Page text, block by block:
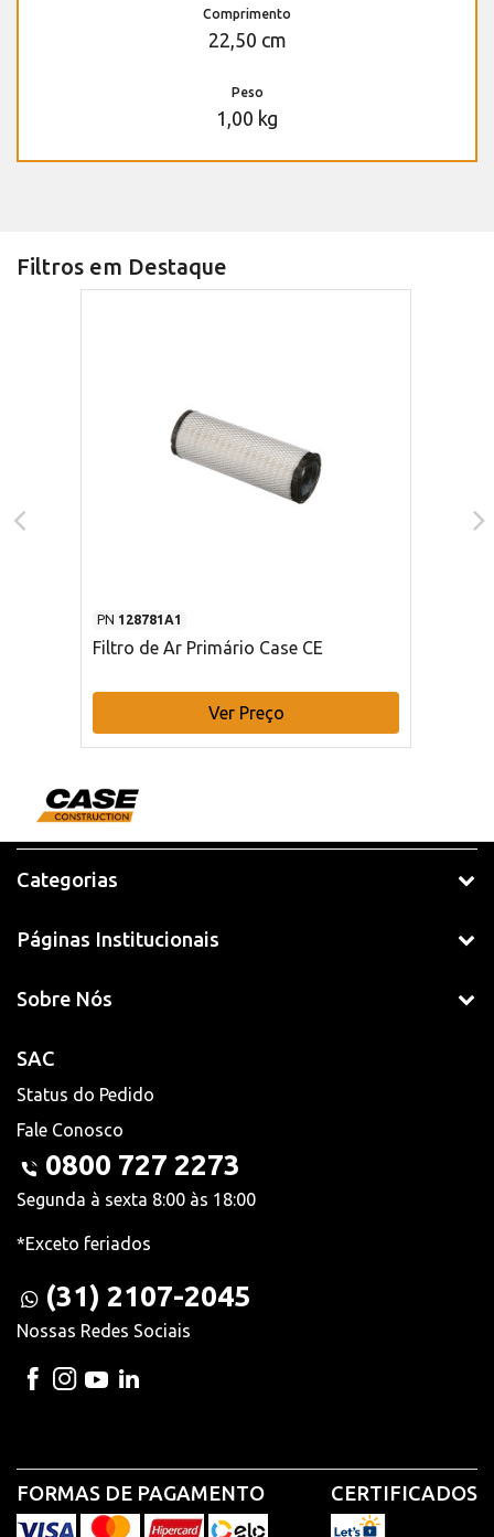
Comprimento
22,50 cm
Peso
1,00 kg
Filtros em Destaque
PN 128781A1
Filtro de Ar Primário Case CE
Ver Preço
Categorias
Páginas Institucionais
Sobre Nós
SAC
Status do Pedido
Fale Conosco
0800 727 2273
Segunda à sexta 8:00 às 18:00
*Exceto feriados
(31) 2107-2045
Nossas Redes Sociais
FORMAS DE PAGAMENTO CERTIFICADOS